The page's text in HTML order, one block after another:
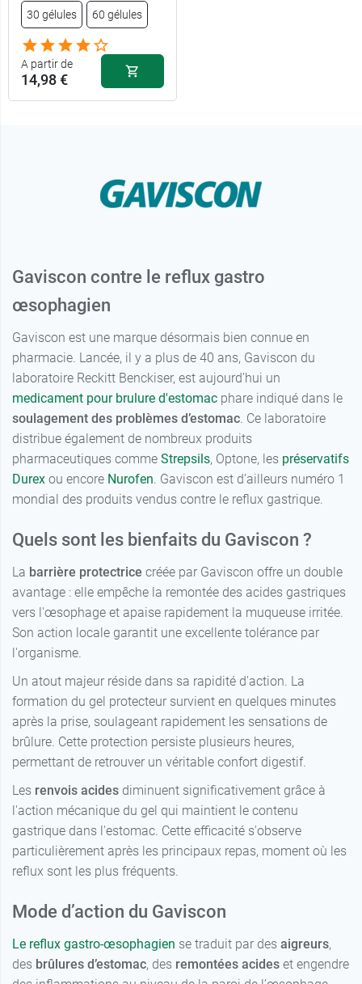
24 sachets 15,99 €
30 gélules 60 gélules
A partir de
14,98 €
14,98 €
60 gélules 19,89 €
Gaviscon contre le reflux gastro
œsophagien
Gaviscon est une marque désormais bien connue en
pharmacie. Lancée, il y a plus de 40 ans, Gaviscon du
laboratoire Reckitt Benckiser, est aujourd’hui un
medicament pour brulure d'estomac phare indiqué dans le
soulagement des problèmes d’estomac. Ce laboratoire
distribue également de nombreux produits
pharmaceutiques comme Strepsils, Optone, les préservatifs
Durex ou encore Nurofen. Gaviscon est d’ailleurs numéro 1
mondial des produits vendus contre le reflux gastrique.
Quels sont les bienfaits du Gaviscon ?
La barrière protectrice créée par Gaviscon offre un double
avantage : elle empêche la remontée des acides gastriques
vers l'œsophage et apaise rapidement la muqueuse irritée.
Son action locale garantit une excellente tolérance par
l'organisme.
Un atout majeur réside dans sa rapidité d'action. La
formation du gel protecteur survient en quelques minutes
après la prise, soulageant rapidement les sensations de
brûlure. Cette protection persiste plusieurs heures,
permettant de retrouver un véritable confort digestif.
Les renvois acides diminuent significativement grâce à
l'action mécanique du gel qui maintient le contenu
gastrique dans l'estomac. Cette efficacité s'observe
particulièrement après les principaux repas, moment où les
reflux sont les plus fréquents.
Mode d’action du Gaviscon
Le reflux gastro-œsophagien se traduit par des aigreurs,
des brûlures d’estomac, des remontées acides et engendre